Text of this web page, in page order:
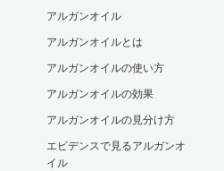
アルガンオイル
アルガンオイルとは
アルガンオイルの使い方
アルガンオイルの効果
アルガンオイルの見分け方
エビデンスで見るアルガンオ
イル